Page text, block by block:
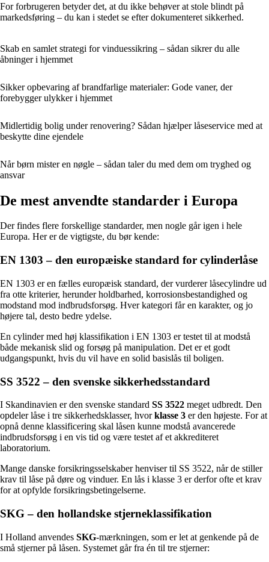
For forbrugeren betyder det, at du ikke behøver at stole blindt på
markedsføring – du kan i stedet se efter dokumenteret sikkerhed.
Skab en samlet strategi for vinduessikring – sådan sikrer du alle
åbninger i hjemmet
Sikker opbevaring af brandfarlige materialer: Gode vaner, der
forebygger ulykker i hjemmet
Midlertidig bolig under renovering? Sådan hjælper låseservice med at
beskytte dine ejendele
Når børn mister en nøgle – sådan taler du med dem om tryghed og
ansvar
De mest anvendte standarder i Europa
Der findes flere forskellige standarder, men nogle går igen i hele
Europa. Her er de vigtigste, du bør kende:
EN 1303 – den europæiske standard for cylinderlåse
EN 1303 er en fælles europæisk standard, der vurderer låsecylindre ud
fra otte kriterier, herunder holdbarhed, korrosionsbestandighed og
modstand mod indbrudsforsøg. Hver kategori får en karakter, og jo
højere tal, desto bedre ydelse.
En cylinder med høj klassifikation i EN 1303 er testet til at modstå
både mekanisk slid og forsøg på manipulation. Det er et godt
udgangspunkt, hvis du vil have en solid basislås til boligen.
SS 3522 – den svenske sikkerhedsstandard
I Skandinavien er den svenske standard SS 3522 meget udbredt. Den
opdeler låse i tre sikkerhedsklasser, hvorklasse 3 er den højeste. For at
opnå denne klassificering skal låsen kunne modstå avancerede
indbrudsforsøg i en vis tid og være testet af et akkrediteret
laboratorium.
Mange danske forsikringsselskaber henviser til SS 3522, når de stiller
krav til låse på døre og vinduer. En lås i klasse 3 er derfor ofte et krav
for at opfylde forsikringsbetingelserne.
SKG – den hollandske stjerneklassifikation
I Holland anvendes SKG-mærkningen, som er let at genkende på de
små stjerner på låsen. Systemet går fra én til tre stjerner: